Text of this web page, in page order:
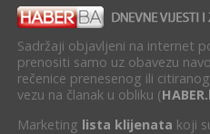
Sadržaji objavljeni na internet
prenositi samo uz obavezu
rečenice prenesenog ili
vezu na članak u obliku (
Marketing lista klijenata koji